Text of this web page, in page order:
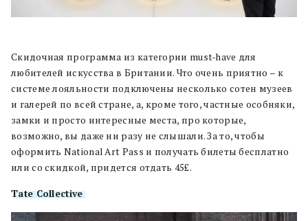
Скидочная программа из категории must-have для
любителей искусства в Британии. Что очень приятно – к
системе лояльности подключены несколько сотен музеев
и галерей по всей стране, а, кроме того, частные особняки,
замки и просто интересные места, про которые,
возможно, вы даже ни разу не слышали. За то, чтобы
оформить National Art Pass и получать билеты бесплатно
или со скидкой, придется отдать 45£.
Tate Collective